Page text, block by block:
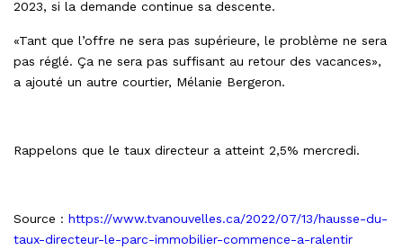
2023, si la demande continue sa descente.
«Tant que l’offre ne sera pas supérieure, le problème ne sera
pas réglé. Ça ne sera pas suffisant au retour des vacances»,
a ajouté un autre courtier, Mélanie Bergeron.
Rappelons que le taux directeur a atteint 2,5% mercredi.
Source : https://www.tvanouvelles.ca/2022/07/13/hausse-du-
taux-directeur-le-parc-immobilier-commence-a-ralentir